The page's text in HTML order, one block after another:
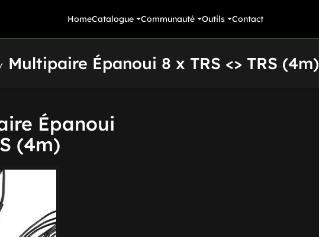
HomeCatalogue Communauté Outils Contact
Multipaire Épanoui 8 x TRS <> TRS (4m)
Épanoui
(4m)